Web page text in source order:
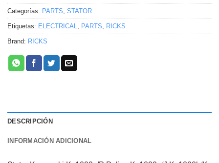
Categorías: PARTS STATOR
Etiquetas: ELECTRICAL PARTS RICKS
Brand: RICKS
DESCRIPCIÓN
INFORMACIÓN ADICIONAL